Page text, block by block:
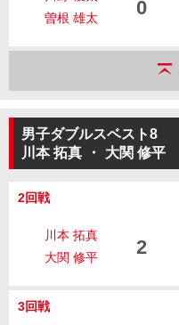
曽根 雄太
0
男子ダブルスベスト8
川本 拓真
・ 大関 修平
2回戦
川本 拓真
大関 修平
2
3回戦